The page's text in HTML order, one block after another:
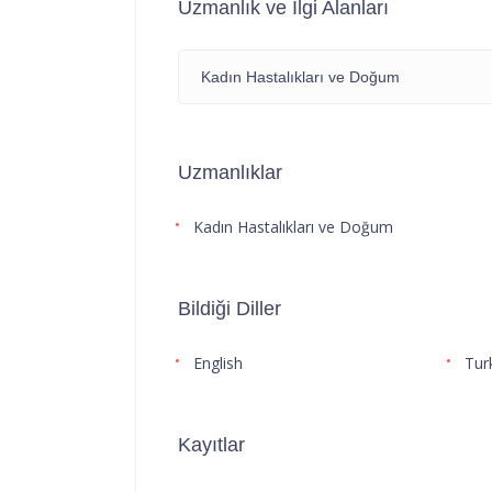
Uzmanlık ve İlgi Alanları
Kadın Hastalıkları ve Doğum
Uzmanlıklar
Kadın Hastalıkları ve Doğum
Bildiği Diller
English
Kayıtlar